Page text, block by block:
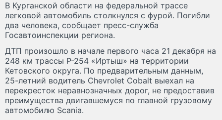
В Курганской области на федеральной трассе
легковой автомобиль столкнулся с фурой. Погибли
два человека, сообщает пресс-служба
Госавтоинспекции региона.
ДТП произошло в начале первого часа 21 декабря на
248 км трассы Р-254 «Иртыш» на территории
Кетовского округа. По предварительным данным,
25-летний водитель Chevrolet Cobalt выехал на
перекресток неравнозначных дорог, не предоставив
преимущества двигавшемуся по главной грузовому
автомобилю Scania.